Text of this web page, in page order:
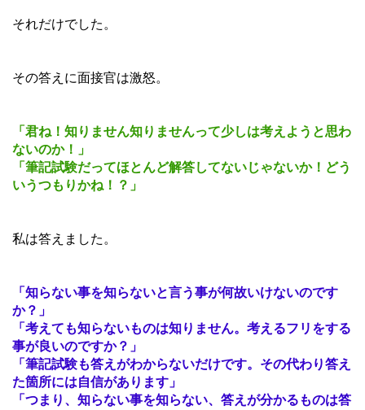
それだけでした。
その答えに面接官は激怒。
「君ね！知りません知りませんって少しは考えようと思わ
ないのか！」
「筆記試験だってほとんど解答してないじゃないか！どう
いうつもりかね！？」
私は答えました。
「知らない事を知らないと言う事が何故いけないのです
か？」
「考えても知らないものは知りません。考えるフリをする
事が良いのですか？」
「筆記試験も答えがわからないだけです。その代わり答え
た箇所には自信があります」
「つまり、知らない事を知らない、答えが分かるものは答